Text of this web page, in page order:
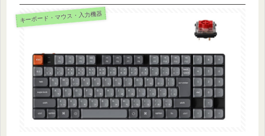
キーボード・マウス・入力機器